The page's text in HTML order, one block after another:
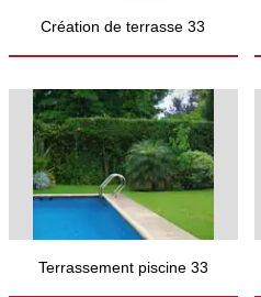
Création de terrasse 33
Terrassement piscine 33